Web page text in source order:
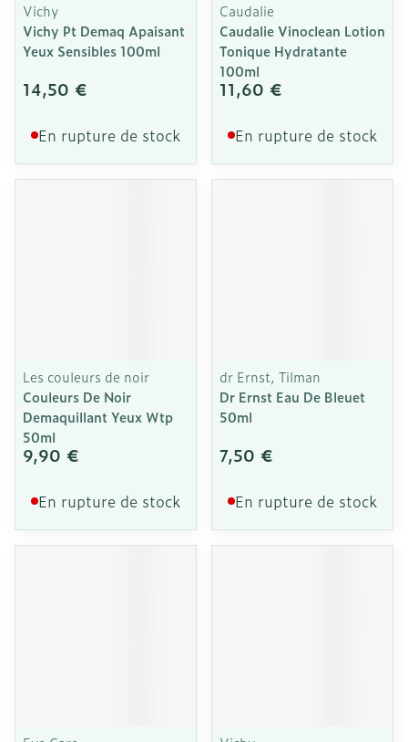
Vichy
Vichy Pt Demaq Apaisant
Yeux Sensibles 100ml
14,50 €
En rupture de stock
Caudalie
Caudalie Vinoclean Lotion
Tonique Hydratante
100ml
11,60 €
En rupture de stock
Les couleurs de noir
Couleurs De Noir
Demaquillant Yeux Wtp
50ml
9,90 €
En rupture de stock
dr Ernst, Tilman
Dr Ernst Eau De Bleuet
50ml
7,50 €
En rupture de stock